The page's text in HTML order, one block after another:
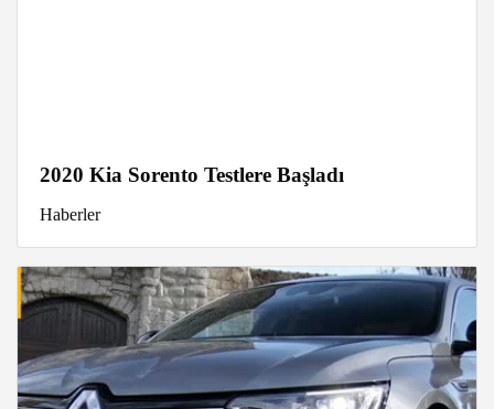
2020 Kia Sorento Testlere Başladı
Haberler